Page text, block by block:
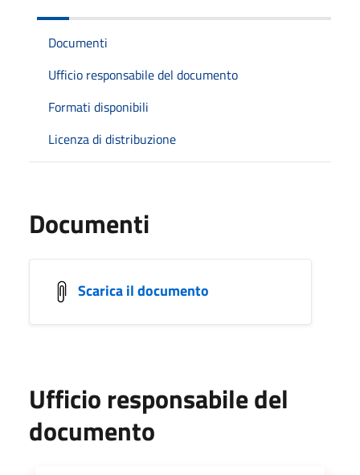
Documenti
Ufficio responsabile del documento
Formati disponibili
Licenza di distribuzione
Documenti
Scarica il documento
Ufficio responsabile del
documento